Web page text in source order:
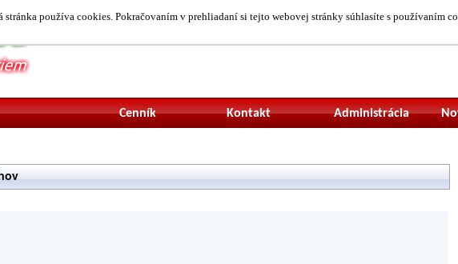
stránka používa cookies. Pokračovaním v prehliadaní si tejto webovej stránky súhlasíte s používaním
Administrácia
Kontakt
Cenník